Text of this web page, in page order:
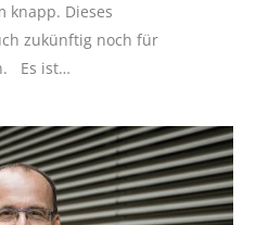
knapp. Dieses
zukünftig noch für
Es ist…